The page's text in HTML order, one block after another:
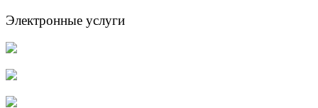
Электронные услуги